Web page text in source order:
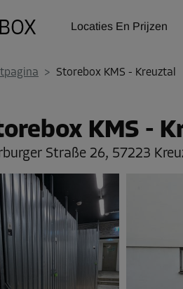
Locaties En Prijzen
> Storebox KMS - Kreuztal
KMS -
Straße 26, 57223